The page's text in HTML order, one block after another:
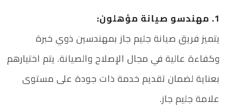
1. مهندسو صيانة مؤهلون:
يتميز فريق صيانة جليم جاز بمهندسين ذوي خبرة
وكفاءة عالية في مجال الإصلاح والصيانة. يتم اختيارهم
بعناية لضمان تقديم خدمة ذات جودة على مستوى
علامة جليم جاز.